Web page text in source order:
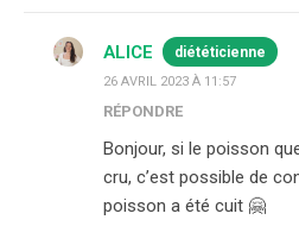
ALICE diététicienne
26 AVRIL 2023 À 11:57
RÉPONDRE
Bonjour, si le poisson
cru, c’est possible de
poisson a été cuit 🤗